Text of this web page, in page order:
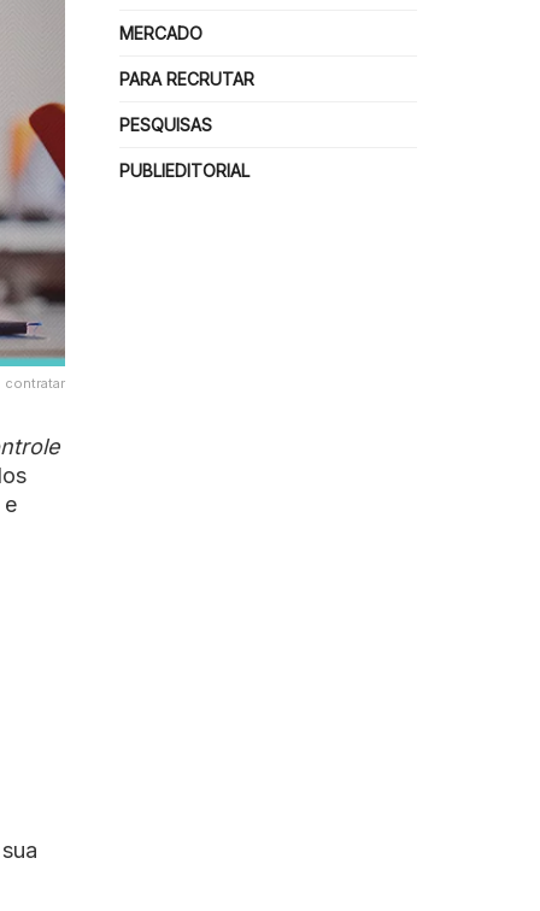
contratar
e
MERCADO
PARA RECRUTAR
PESQUISAS
PUBLIEDITORIAL